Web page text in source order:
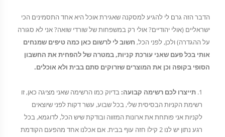
הדבר הזה גרם לי להגיע למסקנה שאגירת אוכל היא אחד התסמינים הכי
ישראליים (אולי יהודיים? אולי רק במשפחות של שורדי שואה? אני לא סגורה
על ההגדרה) ולכן, לפני הכל, חשוב לי לרשום כאן כמה טיפים שמנחים
אותי בכל פעם שאני עורכת קניות, במטרה של להפחית את החשבון
הסופי בקופה וכן את המוצרים שזרוקים סתם בבית ולא אוכלים.
תייצרו לכם רשימה קבועה: בדיוק כמו הרשימה שאני מציגה כאן, זו
רשימת הקניות הבסיסית שלי, בכל שבוע, עשר דקות לפני שיוצאים
לקניות אני פותחת את ארונות המזווה ובודקת שיש הכל, לדוגמא, בכל
רגע נתון יש לנו 2 קילו חזה עוף בבית. אם אכלנו אחד מהפעם הקודמת